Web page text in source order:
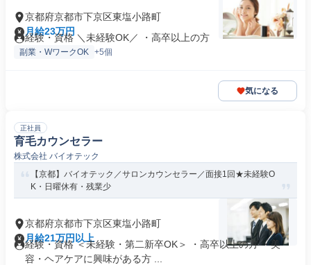
京都府京都市下京区東塩小路町
月給23万円
経験・資格 ＼未経験OK／ ・高卒以上の方
副業・WワークOK +5個
気になる
正社員
育毛カウンセラー
株式会社 バイオテック
【京都】バイオテック／サロンカウンセラー／面接1回★未経験O
K・日曜休有・残業少
京都府京都市下京区東塩小路町
月給21万円以上
経験・資格 ＜未経験・第二新卒OK＞ ・高卒以上の方 ・美
容・ヘアケアに興味がある方 ...